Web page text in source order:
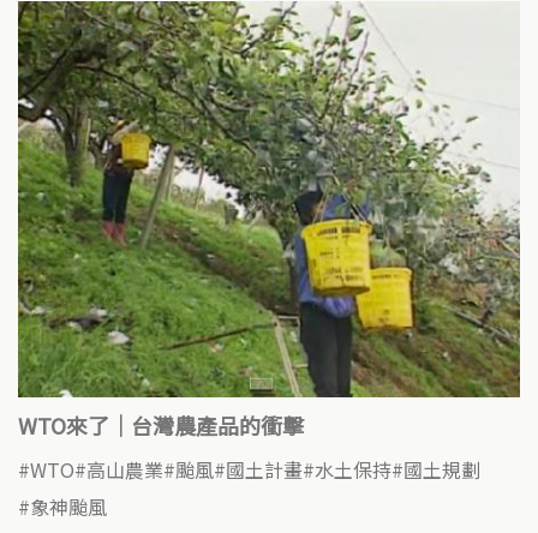
WTO來了｜台灣農產品的衝擊
WTO 高山農業 颱風 國土計畫 水土保持 國土規劃
象神颱風